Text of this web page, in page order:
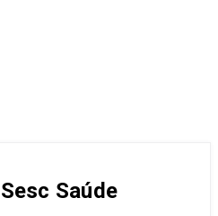
Saúde